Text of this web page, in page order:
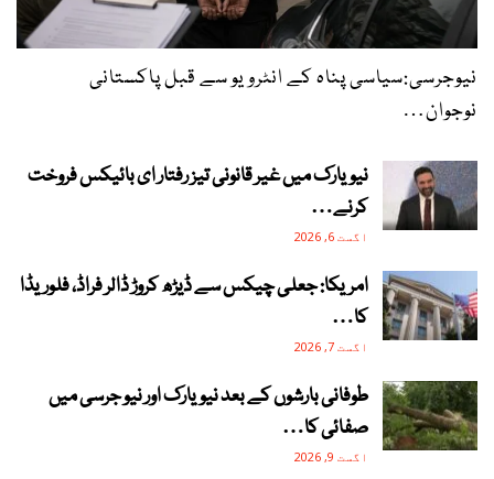
نیوجرسی:سیاسی پناہ کے انٹرویو سے قبل پاکستانی
نوجوان…
نیویارک میں غیر قانونی تیز رفتار ای بائیکس فروخت
کرنے…
اگست 6, 2026
امریکا: جعلی چیکس سے ڈیڑھ کروڑ ڈالر فراڈ، فلوریڈا
کا…
اگست 7, 2026
طوفانی بارشوں کے بعد نیویارک اور نیو جرسی میں
صفائی کا…
اگست 9, 2026